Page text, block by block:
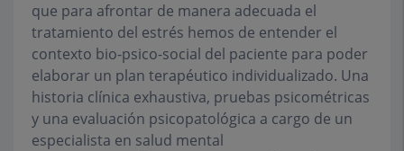
que para afrontar de manera adecuada el
tratamiento del estrés hemos de entender el
contexto bio-psico-social del paciente para poder
elaborar un plan terapéutico individualizado. Una
historia clínica exhaustiva, pruebas psicométricas
y una evaluación psicopatológica a cargo de un
especialista en salud mental